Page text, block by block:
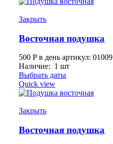
Закрыть
Восточная подушка
500 Р в день артикул: 01009
Наличие: 1 шт
Выбрать даты
Quick view
Закрыть
Восточная подушка